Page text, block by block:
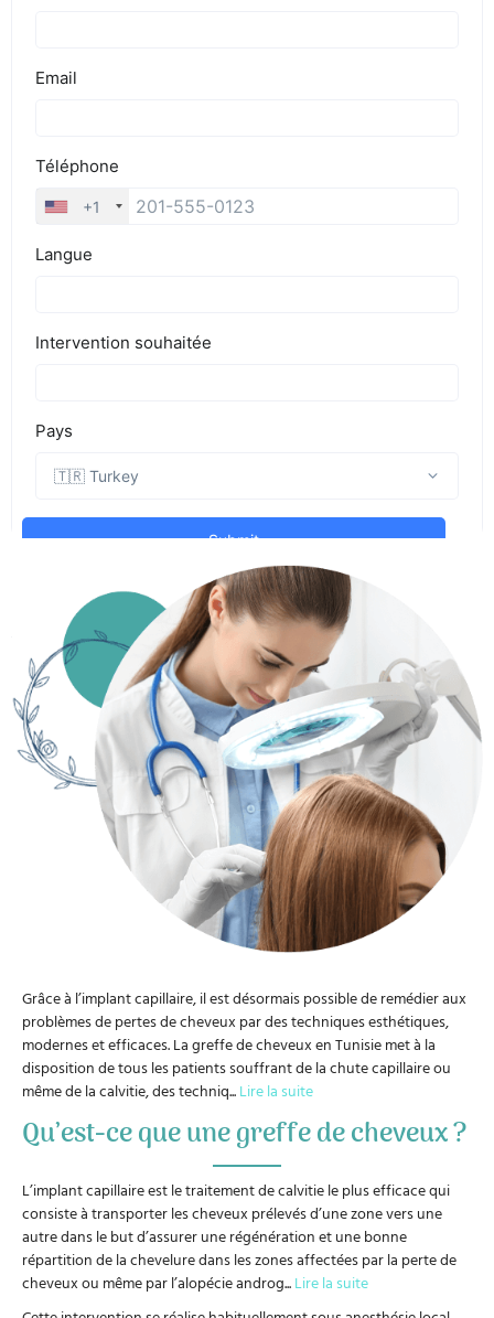
Grâce à l’implant capillaire, il est désormais possible de remédier aux
problèmes de pertes de cheveux par des techniques esthétiques,
modernes et efficaces. La greffe de cheveux en Tunisie met à la
disposition de tous les patients souffrant de la chute capillaire ou
même de la calvitie, des techniq...Lire la suite
Qu’est-ce que une greffe de cheveux ?
L’implant capillaire est le traitement de calvitie le plus efficace qui
consiste à transporter les cheveux prélevés d’une zone vers une
autre dans le but d’assurer une régénération et une bonne
répartition de la chevelure dans les zones affectées par la perte de
cheveux ou même par l’alopécie androg...Lire la suite